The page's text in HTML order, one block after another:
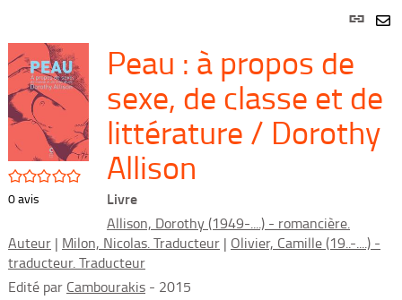
Lien
/5
0avis
Peau : à propos de
sexe, de classe et de
littérature / Dorothy
Allison
Livre
Allison, Dorothy (1949-....) - romancière.
Auteur | Milon, Nicolas. Traducteur | Olivier, Camille (19..-....) -
traducteur. Traducteur
Edité par Cambourakis - 2015